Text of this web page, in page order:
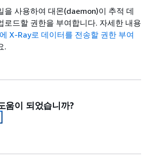
을 사용하여 대몬(daemon)이 추적 데
로드할 권한을 부여합니다. 자세한 내용
X-Ray로 데이터를 전송할 권한 부여
.
움이 되었습니까?